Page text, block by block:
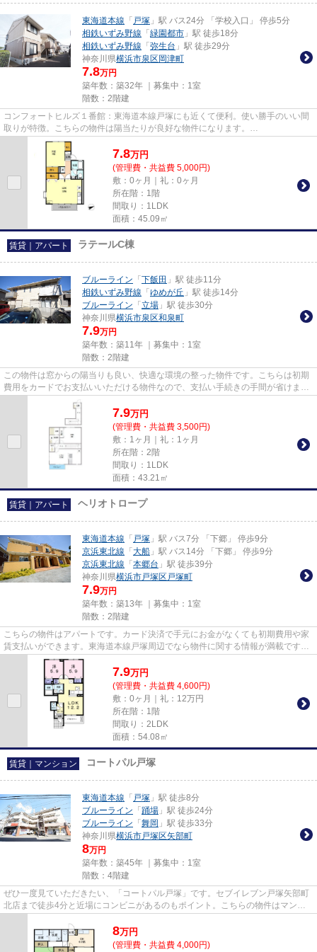
東海道本線 「 戸塚 」駅 バス24分 「学校入口」 停歩5分
相鉄いずみ野線 「 緑園都市 」駅 徒歩18分
相鉄いずみ野線 「 弥生台 」駅 徒歩29分
神奈川県横浜市泉区 岡津町
7.8万円
築年数：築32年 ｜募集中： 1室
階数：2階建
コンフォートヒルズ１番館：東海道本線戸塚にも近くて便利。使い勝手のいい間
取りが特徴。こちらの物件は陽当たりが良好な物件になります。
info@apamanmate.co.jpからのお問い合わせも...
7.8万円
(管理費・共益費 5,000円)
敷：0ヶ月｜礼：0ヶ月
所在階：1階
間取り：1LDK
面積：45.09㎡
賃貸｜アパート ラテールC棟
ブルーライン 「 下飯田 」駅 徒歩11分
相鉄いずみ野線 「 ゆめが丘 」駅 徒歩14分
ブルーライン 「 立場 」駅 徒歩30分
神奈川県横浜市泉区和泉町
7.9万円
築年数：築11年 ｜募集中： 1室
階数：2階建
この物件は窓からの陽当りも良い、快適な環境の整った物件です。こちらは初期
費用をカードでお支払いいただける物件なので、支払い手続きの手間が省けま
7.9万円
(管理費・共益費 3,500円)
敷：1ヶ月｜礼：1ヶ月
所在階：2階
間取り：1LDK
面積：43.21㎡
賃貸｜アパート ヘリオトロープ
東海道本線 「 戸塚 」駅 バス7分 「下郷」 停歩9分
京浜東北線 「 大船 」駅 バス14分 「下郷」 停歩9分
京浜東北線 「 本郷台 」駅 徒歩39分
神奈川県横浜市戸塚区 戸塚町
7.9万円
築年数：築13年 ｜募集中： 1室
階数：2階建
こちらの物件はアパートです。カード決済で手元にお金がなくても初期費用や家
賃支払いができます。東海道本線戸塚周辺でなら物件に関する情報が満載です。
045-438-9891からアパマンメ...
7.9万円
(管理費・共益費 4,600円)
敷：0ヶ月｜礼：12万円
所在階：1階
間取り：2LDK
面積：54.08㎡
賃貸｜マンション コートパル戸塚
東海道本線 「 戸塚 」駅 徒歩8分
ブルーライン 「 踊場 」駅 徒歩24分
ブルーライン 「 舞岡 」駅 徒歩33分
神奈川県横浜市戸塚区矢部町
8万円
築年数：築45年 ｜募集中： 1室
階数：4階建
ぜひ一度見ていただきたい、「コートパル戸塚」です。セブイレブン戸塚矢部町
北店まで徒歩4分と近場にコンビニがあるのもポイント。こちらの物件はマンシ
8万円
(管理費・共益費 4,000円)